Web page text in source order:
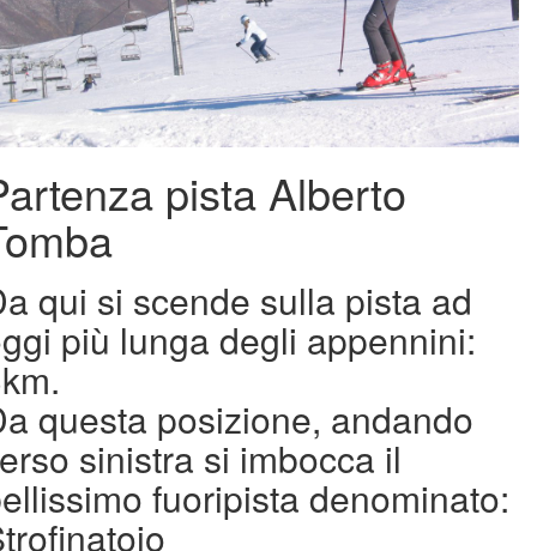
pista Alberto
qui si scende sulla pista ad
più lunga degli appennini:
questa posizione, andando
sinistra si imbocca il
fuoripista denominato: